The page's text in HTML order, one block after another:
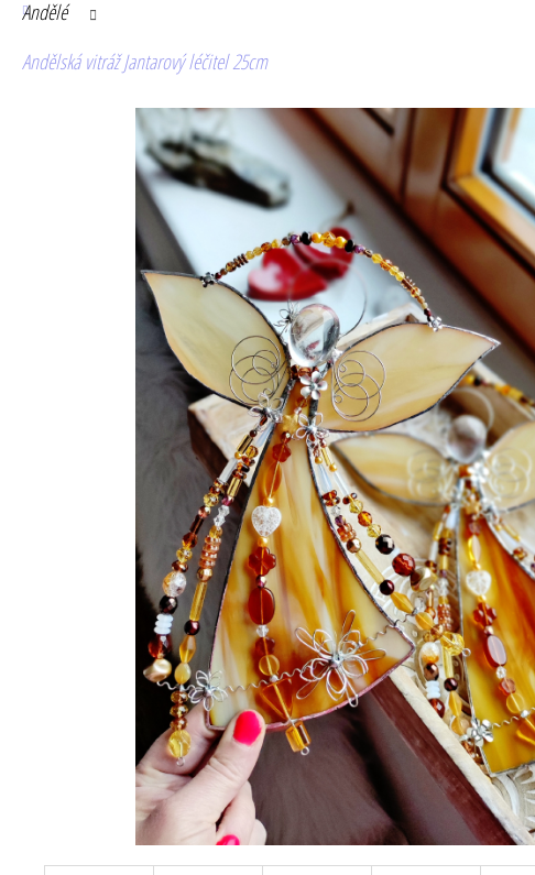
Andělé
Andělská vitráž Jantarový léčitel 25cm